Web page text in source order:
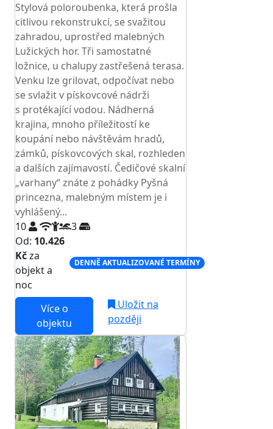
Stylová poloroubenka, která prošla
citlivou rekonstrukcí, se svažitou
zahradou, uprostřed malebných
Lužických hor. Tři samostatné
ložnice, u chalupy zastřešená terasa.
Venku lze grilovat, odpočívat nebo
se svlažit v pískovcové nádrži
s protékající vodou. Nádherná
krajina, mnoho příležitostí ke
koupání nebo návštěvám hradů,
zámků, pískovcových skal, rozhleden
a dalších zajímavostí. Čedičové skalní
„varhany“ znáte z pohádky Pyšná
princezna, malebným místem je i
vyhlášený...
10
3
Od: 10.426
Kčza
objekt a
noc
DENNĚ AKTUALIZOVANÉ TERMÍNY
Více o
objektu
Uložit na
později